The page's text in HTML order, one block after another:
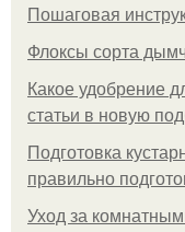
Пошаговая
Флоксы сорта
Какое удобрение
статьи в новую
Подготовка
правильно
Уход за